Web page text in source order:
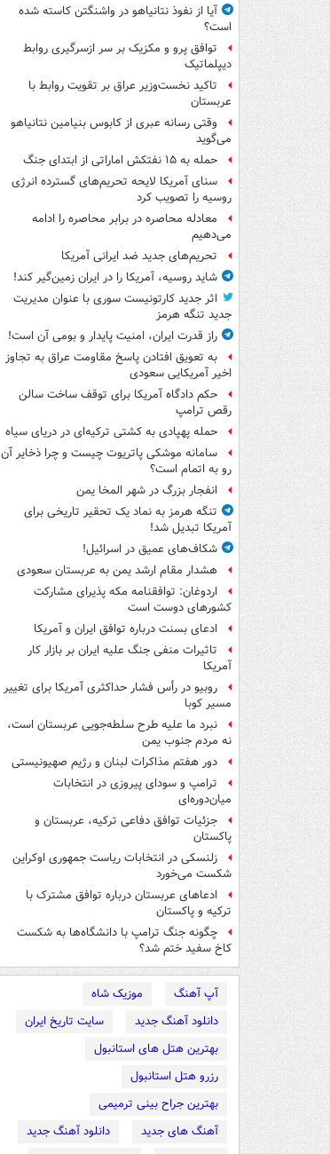
آیا از نفوذ نتانیاهو در واشنگتن کاسته شده
است؟
توافق پرو و مکزیک بر سر ازسرگیری روابط
دیپلماتیک
تاکید نخست‌وزیر عراق بر تقویت روابط با
عربستان
وقتی رسانه عبری از کابوس بنیامین نتانیاهو
می‌گوید
حمله به ۱۵ نفتکش‌ اماراتی از ابتدای جنگ
سنای آمریکا لایحه تحریم‌های گسترده انرژی
روسیه را تصویب کرد
معادله محاصره در برابر محاصره را ادامه
می‌دهیم
تحریم‌های جدید ضد ایرانی آمریکا
شاید روسیه، آمریکا را در ایران زمین‌گیر کند!
اثر جدید کارتونیست سوری با عنوان مدیریت
جدید تنگه هرمز
راز قدرت ایران، امنیت پایدار و بومی آن است!
به تعویق افتادن پاسخ مقاومت عراق به تجاوز
اخیر آمریکایی سعودی
حکم دادگاه آمریکا برای توقف ساخت سالن
رقص ترامپ
حمله پهپادی به کشتی ترکیه‌ای در دریای سیاه
سامانه موشکی پاتریوت چیست و چرا ذخایر آن
رو به اتمام است؟
انفجار بزرگ در شهر المخا یمن
تنگه هرمز به نماد یک تحقیر تاریخی برای
آمریکا تبدیل شد!
شکاف‌های عمیق در اسرائیل!
هشدار مقام ارشد یمن به عربستان سعودی
اردوغان: توافقنامه مکه پذیرای مشارکت
کشورهای دوست است
ادعای بسنت درباره توافق ایران و آمریکا
تاثیرات منفی جنگ علیه ایران بر بازار کار
آمریکا
روبیو در رأس فشار حداکثری آمریکا برای تغییر
مسیر کوبا
نبرد ما علیه طرح سلطه‌جویی عربستان است،
نه مردم جنوب یمن
دور هفتم مذاکرات لبنان و رژیم صهیونیستی
ترامپ و سودای پیروزی در انتخابات
میان‌دوره‌ای
جزئیات توافق دفاعی ترکیه، عربستان و
پاکستان
زلنسکی در انتخابات ریاست جمهوری اوکراین
شکست می‌خورد
ادعاهای عربستان درباره توافق مشترک با
ترکیه و پاکستان
چگونه جنگ ترامپ با دانشگاه‌ها به شکست
کاخ سفید ختم شد؟
آپ آهنگ
موزیک شاه
دانلود آهنگ جدید
سایت تاریخ ایران
بهترین هتل های استانبول
رزرو هتل استانبول
بهترین جراح بینی ترمیمی
آهنگ های جدید
دانلود آهنگ جدید